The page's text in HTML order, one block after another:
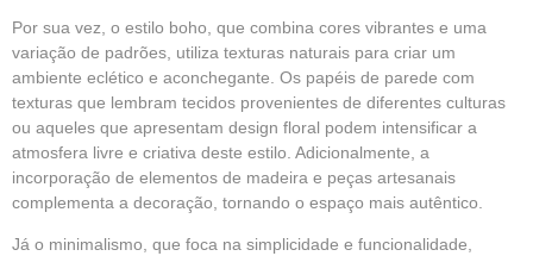
Por sua vez, o estilo boho, que combina cores vibrantes e uma
variação de padrões, utiliza texturas naturais para criar um
ambiente eclético e aconchegante. Os papéis de parede com
texturas que lembram tecidos provenientes de diferentes culturas
ou aqueles que apresentam design floral podem intensificar a
atmosfera livre e criativa deste estilo. Adicionalmente, a
incorporação de elementos de madeira e peças artesanais
complementa a decoração, tornando o espaço mais autêntico.
Já o minimalismo, que foca na simplicidade e funcionalidade,